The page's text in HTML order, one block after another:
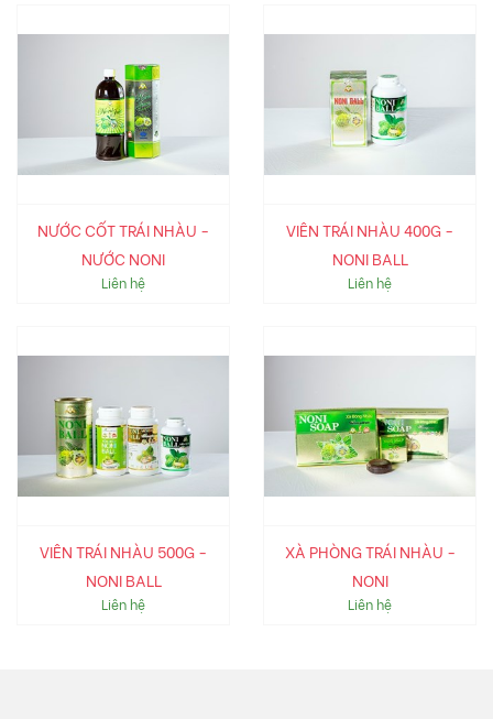
NƯỚC CỐT TRÁI NHÀU -
NƯỚC NONI
Liên hệ
VIÊN TRÁI NHÀU 400G -
NONI BALL
Liên hệ
VIÊN TRÁI NHÀU 500G -
NONI BALL
Liên hệ
XÀ PHÒNG TRÁI NHÀU -
NONI
Liên hệ